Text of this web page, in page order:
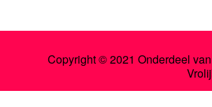
Copyright © 2021 Onderdeel van